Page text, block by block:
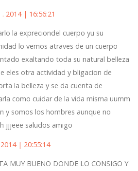
. 2014 | 16:56:21
la expreciondel cuerpo yu su
lo vemos atraves de un cuerpo
exaltando toda su natural belleza
eles otra actividad y bligacion de
la belleza y se da cuenta de
como cuidar de la vida misma uumm
y somos los hombres aunque no
jjjeee saludos amigo
| 20:55:14
MUY BUENO DONDE LO CONSIGO Y